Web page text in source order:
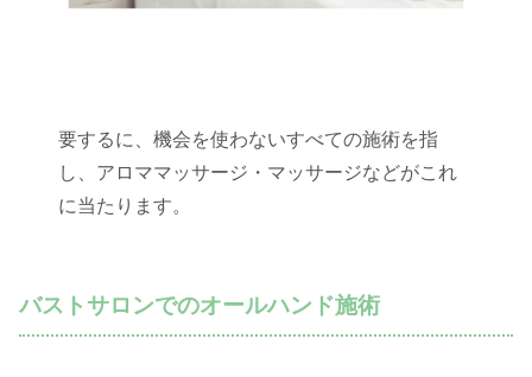
要するに、機会を使わないすべての施術を指
し、アロママッサージ・マッサージなどがこれ
に当たります。
バストサロンでのオールハンド施術